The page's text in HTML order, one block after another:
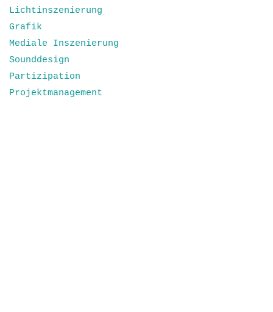
Lichtinszenierung
Grafik
Mediale Inszenierung
Sounddesign
Partizipation
Projektmanagement